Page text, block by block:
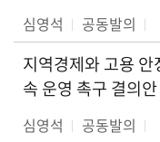
심영석 공동발의
지역경제와 고용
속 운영 촉구 결의안
심영석 공동발의